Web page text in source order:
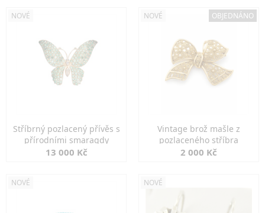
NOVÉ
Stříbrný pozlacený přívěs s
přírodními smaragdy
13 000 Kč
NOVÉ OBJEDNÁNO
Vintage brož mašle z
pozlaceného stříbra
2 000 Kč
NOVÉ NOVÉ